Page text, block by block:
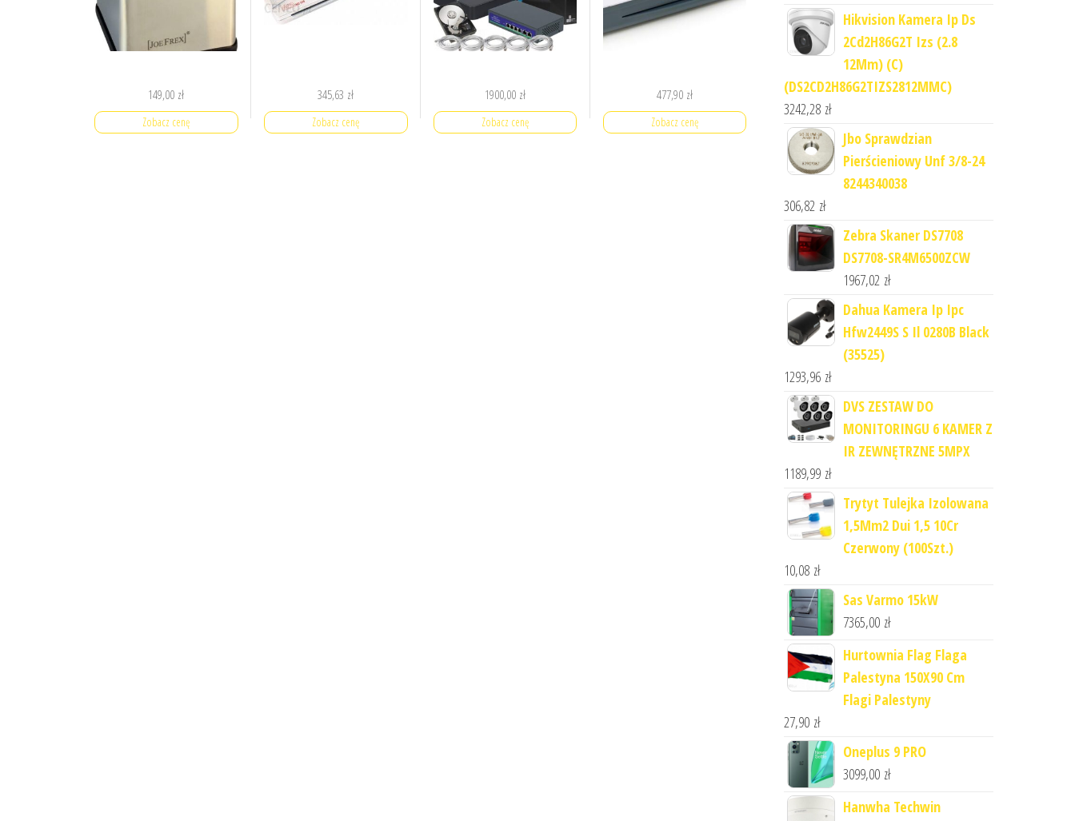
149,00 zł
Zobacz cenę
345,63 zł
Zobacz cenę
1900,00 zł
Zobacz cenę
477,90 zł
Zobacz cenę
Hikvision Kamera Ip Ds
2Cd2H86G2T Izs (2.8
12Mm) (C)
(DS2CD2H86G2TIZS2812MMC)
3242,28 zł
Jbo Sprawdzian
Pierścieniowy Unf 3/8-24
8244340038
306,82 zł
Zebra Skaner DS7708
DS7708-SR4M6500ZCW
1967,02 zł
Dahua Kamera Ip Ipc
Hfw2449S S Il 0280B Black
(35525)
1293,96 zł
DVS ZESTAW DO
MONITORINGU 6 KAMER Z
IR ZEWNĘTRZNE 5MPX
1189,99 zł
Trytyt Tulejka Izolowana
1,5Mm2 Dui 1,5 10Cr
Czerwony (100Szt.)
10,08 zł
Sas Varmo 15kW
7365,00 zł
Hurtownia Flag Flaga
Palestyna 150X90 Cm
Flagi Palestyny
27,90 zł
Oneplus 9 PRO
3099,00 zł
Hanwha Techwin